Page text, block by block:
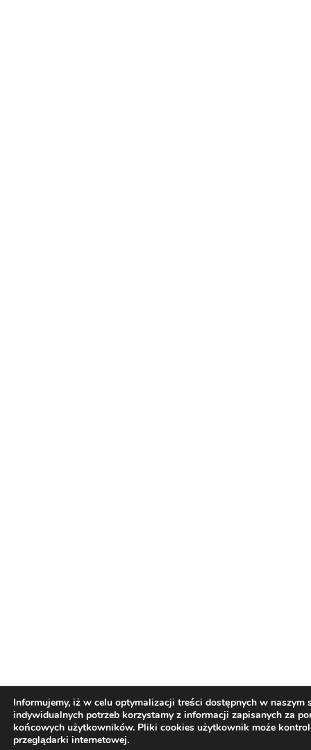
Informujemy, iż w celu optymalizacji treści dostępnych w
indywidualnych potrzeb korzystamy z informacji zapisanych za
końcowych użytkowników. Pliki cookies użytkownik może
przeglądarki internetowej.